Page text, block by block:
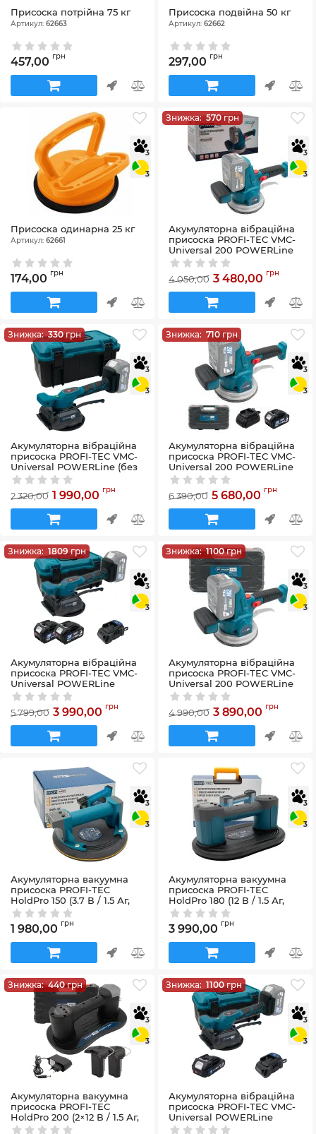
Присоска потрійна 75 кг
Артикул: 62663
457,00 грн
Присоска подвійна 50 кг
Артикул: 62662
297,00 грн
3
3
Присоска одинарна 25 кг
Артикул: 62661
174,00 грн
Знижка: 570 грн
3
3
Акумуляторна вібраційна
присоска PROFI-TEC VMC-
Universal 200 POWERLine
(без акумулятора та
зарядного пристрою)
Артикул:58_38749
4 050,00 3 480,00 грн
Знижка:330грн
3
3
Акумуляторна вібраційна
присоска PROFI-TEC VMC-
Universal POWERLine (без
акумулятора та зарядного
пристрою)
Артикул:58_28160
2 320,00 1 990,00 грн
Знижка: 710 грн
3
3
Акумуляторна вібраційна
присоска PROFI-TEC VMC-
Universal 200 POWERLine
(2×PT2040MP (4.0 Аг),
зарядний пристрій)
Артикул:58_28250
6 390,00 5 680,00 грн
Знижка: 1809грн
3
3
Акумуляторна вібраційна
присоска PROFI-TEC VMC-
Universal POWERLine
(2×PT2040MP (4.0 Аг),
зарядний пристрій)
Артикул:58_29138
5 799,00 3 990,00 грн
Знижка:1100грн
3
3
Акумуляторна вібраційна
присоска PROFI-TEC VMC-
Universal 200 POWERLine
(без акумулятора та
зарядного пристрою)
Артикул:58_29770
4 990,00 3 890,00 грн
3
3
Акумуляторна вакуумна
присоска PROFI-TEC
HoldPro 150 (3.7 В / 1.5 Аг,
зарядний пристрій)
Артикул:58_32383
1 980,00 грн
3
3
Акумуляторна вакуумна
присоска PROFI-TEC
HoldPro 180 (12 В / 1.5 Аг,
зарядний пристрій)
Артикул: 58_32396
3 990,00 грн
Знижка:440грн
3
3
Акумуляторна вакуумна
присоска PROFI-TEC
HoldPro 200 (2×12 В / 1.5 Аг,
зарядний пристрій)
Знижка: 1100грн
3
3
Акумуляторна вібраційна
присоска PROFI-TEC VMC-
Universal POWERLine
(1×PT2020MP (2.0 Аг),